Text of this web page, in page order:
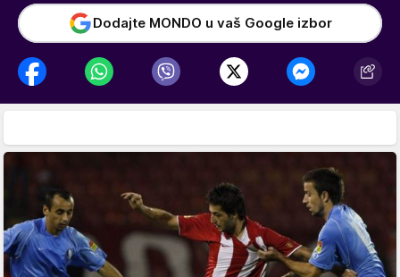
Dodajte MONDO u vaš Google izbor